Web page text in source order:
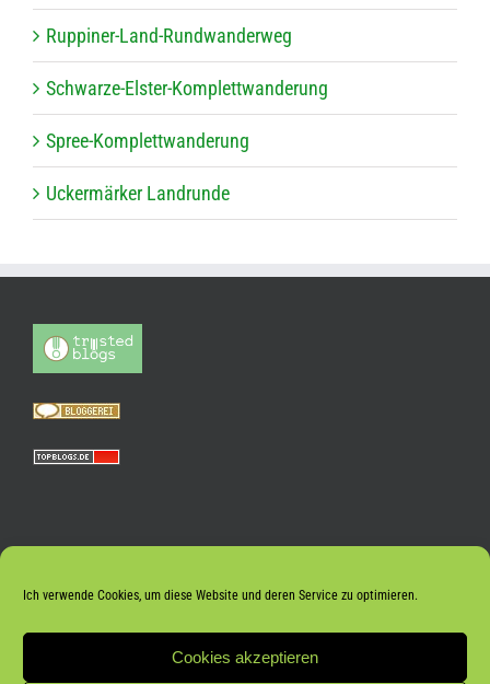
Ich verwende Cookies, um diese Website und deren Service zu optimieren.
Cookies akzeptieren
Rup­pi­ner-Land-Rund­wan­der­weg
Schwarze-Els­ter-Kom­plett­wan­de­rung
Spree-Kom­plett­wan­de­rung
Ucker­mär­ker Landrunde